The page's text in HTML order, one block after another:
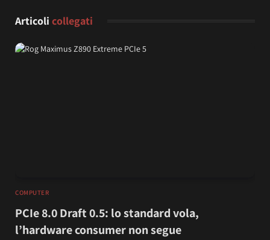
Articoli collegati
COMPUTER
PCIe 8.0 Draft 0.5: lo standard vola,
l’hardware consumer non segue